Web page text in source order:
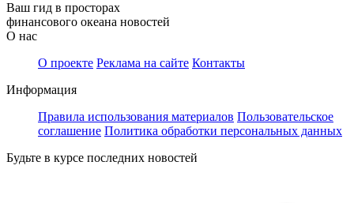
Ваш гид в просторах
финансового океана новостей
О нас
О проекте Реклама на сайте Контакты
Информация
Правила использования материалов Пользовательское
соглашение Политика обработки персональных данных
Будьте в курсе последних новостей